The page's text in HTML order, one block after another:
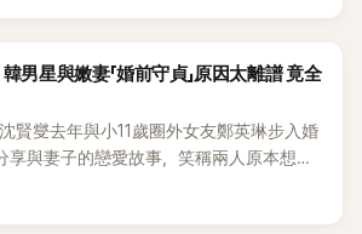
男星與嫩妻「婚前守貞」原因太離譜 竟全
賢燮去年與小11歲圈外女友鄭英琳步入婚
享與妻子的戀愛故事，笑稱兩人原本想享
站在飯店門口時竟被路人認出，還一路替